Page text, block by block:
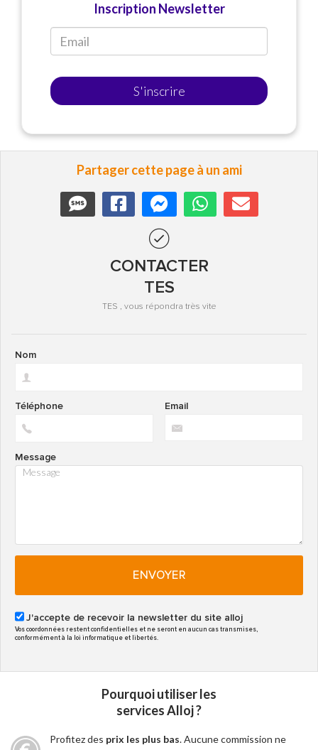
Inscription Newsletter
S'inscrire
Partager cette page à un ami
CONTACTER
TES
TES , vous répondra très vite
Nom
Email
Téléphone
Message
ENVOYER
J'accepte de recevoir la newsletter du site alloj
Vos coordonnées restent confidentielles et ne seront en aucun cas transmises,
conformément à la loi informatique et libertés.
Pourquoi utiliser les
services Alloj ?
Profitez des prix les plus bas. Aucune commission ne